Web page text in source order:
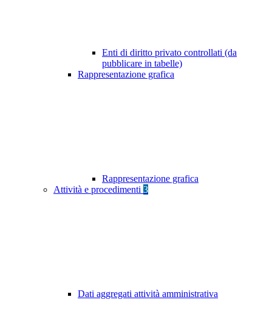
Enti di diritto privato controllati (da
pubblicare in tabelle)
Rappresentazione grafica
Rappresentazione grafica
Attività e procedimenti 3
Dati aggregati attività amministrativa